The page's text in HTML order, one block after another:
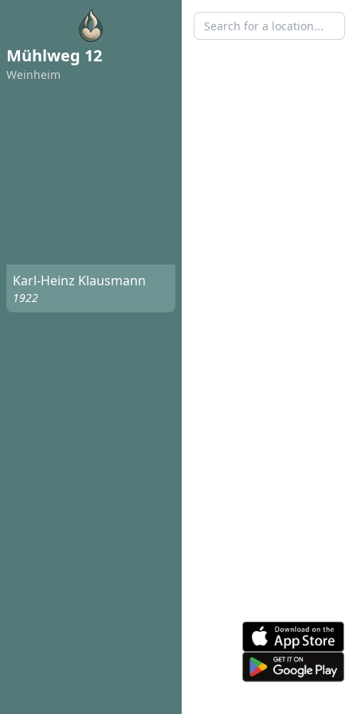
Mühlweg 12
Weinheim
Karl-Heinz Klausmann
1922